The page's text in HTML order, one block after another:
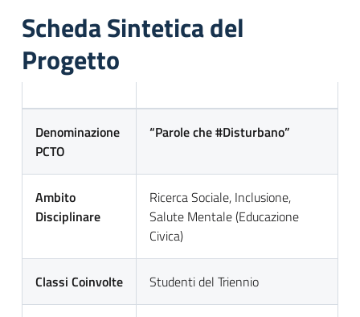
Scheda Sintetica del
Progetto
Denominazione
PCTO
“Parole che #Disturbano”
Ambito
Disciplinare
Ricerca Sociale, Inclusione,
Salute Mentale (Educazione
Civica)
Classi Coinvolte Studenti del Triennio